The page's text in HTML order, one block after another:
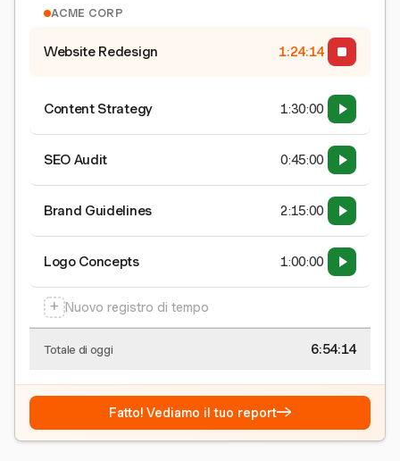
ACME CORP
Website Redesign 1:24:15
Content Strategy 1:30:00
SEO Audit 0:45:00
Brand Guidelines 2:15:00
Logo Concepts 1:00:00
+ Nuovo registro di tempo
Totale di oggi 6:54:15
Fatto! Vediamo il tuo report→